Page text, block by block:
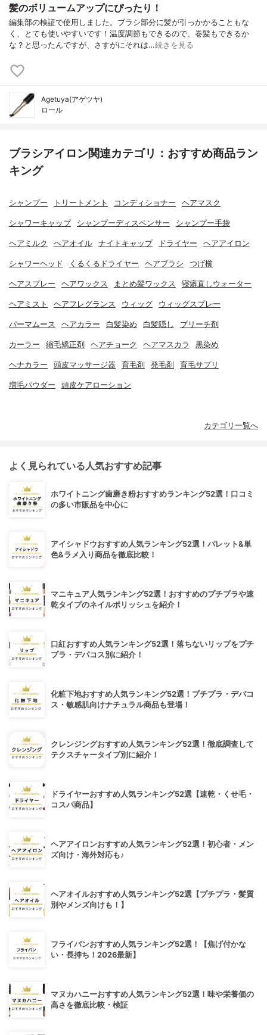
髪のボリュームアップにぴったり！
編集部の検証で使用しました。ブラシ部分に髪が引っかかることもな
く、とても使いやすいです！温度調節もできるので、巻髪もできるか
な？と思ったんですが、さすがにそれは…続きを見る
Agetuya(アゲツヤ)
ロール
ブラシアイロン関連カテゴリ：おすすめ商品ラン
キング
シャンプー トリートメント コンディショナー ヘアマスク
シャワーキャップ シャンプーディスペンサー シャンプー手袋
ヘアミルク ヘアオイル ナイトキャップ ドライヤー ヘアアイロン
シャワーヘッド くるくるドライヤー ヘアブラシ つげ櫛
ヘアスプレー ヘアワックス まとめ髪ワックス 寝癖直しウォーター
ヘアミスト ヘアフレグランス ウィッグ ウィッグスプレー
パーマムース ヘアカラー 白髪染め 白髪隠し ブリーチ剤
カーラー 縮毛矯正剤 ヘアチョーク ヘアマスカラ 黒染め
ヘナカラー 頭皮マッサージ器 育毛剤 発毛剤 育毛サプリ
増毛パウダー 頭皮ケアローション
カテゴリ一覧へ
よく見られている人気おすすめ記事
ホワイトニング歯磨き粉おすすめランキング52選！口コミ
の多い市販品を中心に
アイシャドウおすすめ人気ランキング52選！パレット&単
色&ラメ入り商品を徹底比較！
マニキュア人気ランキング52選！おすすめのプチプラや速
乾タイプのネイルポリッシュを紹介！
口紅おすすめ人気ランキング52選！落ちないリップをプチ
プラ・デパコス別に紹介！
化粧下地おすすめ人気ランキング52選！プチプラ・デパコ
ス・敏感肌向けナチュラル商品も登場！
クレンジングおすすめ人気ランキング52選！徹底調査して
テクスチャータイプ別に紹介！
ドライヤーおすすめ人気ランキング52選【速乾・くせ毛・
コスパ商品】
ヘアアイロンおすすめ人気ランキング52選！初心者・メン
ズ向け・海外対応も♪
ヘアオイルおすすめ人気ランキング52選【プチプラ・髪質
別やメンズ向けも！】
フライパンおすすめ人気ランキング52選！【焦げ付かな
い・長持ち！2026最新】
マヌカハニーおすすめ人気ランキング52選！味や栄養価の
高さを徹底比較・検証